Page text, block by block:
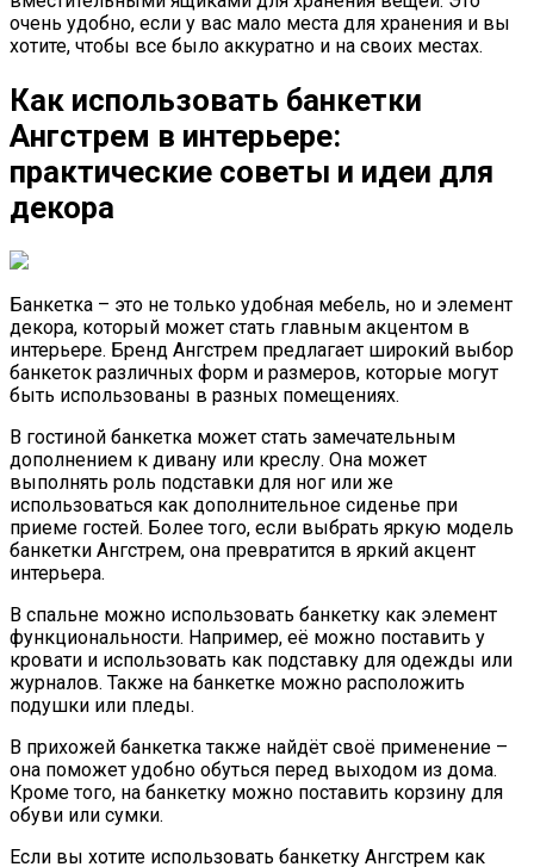
очень удобно, если у вас мало места для хранения и вы
хотите, чтобы все было аккуратно и на своих местах.
Как использовать банкетки
Ангстрем в интерьере:
практические советы и идеи для
декора
Банкетка – это не только удобная мебель, но и элемент
декора, который может стать главным акцентом в
интерьере. Бренд Ангстрем предлагает широкий выбор
банкеток различных форм и размеров, которые могут
быть использованы в разных помещениях.
В гостиной банкетка может стать замечательным
дополнением к дивану или креслу. Она может
выполнять роль подставки для ног или же
использоваться как дополнительное сиденье при
приеме гостей. Более того, если выбрать яркую модель
банкетки Ангстрем, она превратится в яркий акцент
интерьера.
В спальне можно использовать банкетку как элемент
функциональности. Например, её можно поставить у
кровати и использовать как подставку для одежды или
журналов. Также на банкетке можно расположить
подушки или пледы.
В прихожей банкетка также найдёт своё применение –
она поможет удобно обуться перед выходом из дома.
Кроме того, на банкетку можно поставить корзину для
обуви или сумки.
Если вы хотите использовать банкетку Ангстрем как